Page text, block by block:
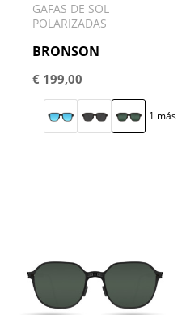
GAFAS DE SOL
POLARIZADAS
BRONSON
€ 199,00
1 más